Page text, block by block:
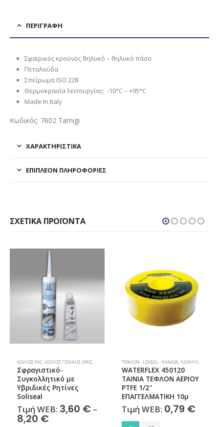
ΠΕΡΙΓΡΑΦΉ
Σφαιρικός κρούνος θηλυκό – θηλυκό πάσο
Πεταλούδα
Σπείρωμα ISO 228
Θερμοκρασία λειτουργίας: -10°C – +95°C
Made In Italy
Κωδικός: 7602 Tamigi
ΧΑΡΑΚΤΗΡΙΣΤΙΚΑ
ΕΠΙΠΛΈΟΝ ΠΛΗΡΟΦΟΡΊΕΣ
ΣΧΕΤΙΚΆ ΠΡΟΪΌΝΤΑ
- LOXEAL - ΚΑΝΆΒΙ,ΥΔΡΑΥΛΙΚΆ,ΥΛΙΚΆ ΣΥΓΚΌΛΗΣΗΣ – ΣΤΕΓΑΝΟΠΟΊΗΣΗΣ
ΤΕΦΛΌΝ - LOXEAL - ΚΑΝΆΒΙ,ΥΔΡΑΥΛΙΚΆ ΥΛΙΚΆ ΣΥΓΚΌΛΗΣΗΣ – ΣΤΕΓΑΝΟΠΟΊΗΣΗΣ
WATERFLEX 450120
ΤΑΙΝΙΑ ΤΕΦΛΟΝ ΑΕΡΙΟΥ
PTFE 1/2″
ΕΠΑΓΓΕΛΜΑΤΙΚΗ 10μ
Τιμή WEB: 0,79 €
ΥΔΡΑΥΛΙΚΆ
Σφαιρική
Αντιπαγωτική Κανούλα
Jardin 1/2″ Arco
Τιμή WEB:6,50€